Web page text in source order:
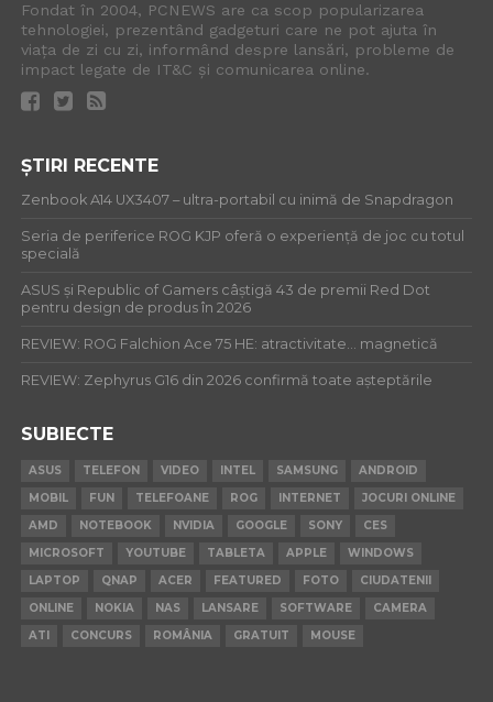
Fondat în 2004, PCNEWS are ca scop popularizarea
tehnologiei, prezentând gadgeturi care ne pot ajuta în
viața de zi cu zi, informând despre lansări, probleme de
impact legate de IT&C și comunicarea online.
ȘTIRI RECENTE
Zenbook A14 UX3407 – ultra-portabil cu inimă de Snapdragon
Seria de periferice ROG KJP oferă o experiență de joc cu totul
specială
ASUS și Republic of Gamers câștigă 43 de premii Red Dot
pentru design de produs în 2026
REVIEW: ROG Falchion Ace 75 HE: atractivitate… magnetică
REVIEW: Zephyrus G16 din 2026 confirmă toate așteptările
SUBIECTE
ASUS TELEFON VIDEO INTEL SAMSUNG
ANDROID
MOBIL
FUN TELEFOANE ROG INTERNET
JOCURI ONLINE
AMD
NOTEBOOK NVIDIA GOOGLE SONY
CES
MICROSOFT
YOUTUBE TABLETA APPLE
WINDOWS
LAPTOP
QNAP ACER FEATURED FOTO
CIUDATENII
ONLINE
NOKIA NAS LANSARE SOFTWARE
CAMERA
ATI
CONCURS ROMÂNIA GRATUIT MOUSE